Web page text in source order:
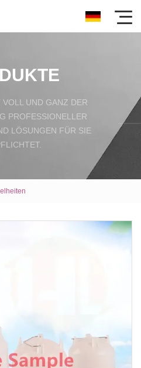
UND GANZ DER
PROFESSIONELLER
LÖSUNGEN FÜR SIE